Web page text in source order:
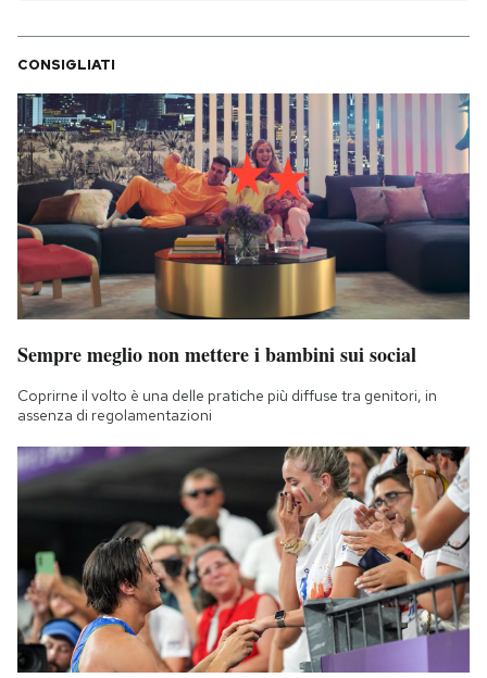
CONSIGLIATI
Sempre meglio non mettere i bambini sui social
Coprirne il volto è una delle pratiche più diffuse tra genitori, in
assenza di regolamentazioni